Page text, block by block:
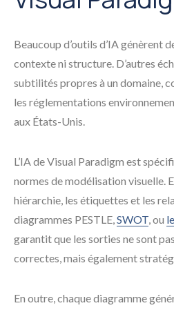
Beaucoup d’outils d’IA génèrent
contexte ni structure. D’autres
subtilités propres à un domaine,
les réglementations
aux États-Unis.
L’IA de Visual Paradigm est
normes de modélisation visuelle.
hiérarchie, les étiquettes et les
diagrammes PESTLE,SWOT, ou
garantit que les sorties ne sont
correctes, mais également
En outre, chaque diagramme